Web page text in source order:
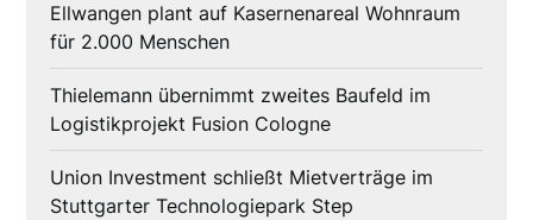
Ellwangen plant auf Kasernenareal Wohnraum
für 2.000 Menschen
Thielemann übernimmt zweites Baufeld im
Logistikprojekt Fusion Cologne
Union Investment schließt Mietverträge im
Stuttgarter Technologiepark Step